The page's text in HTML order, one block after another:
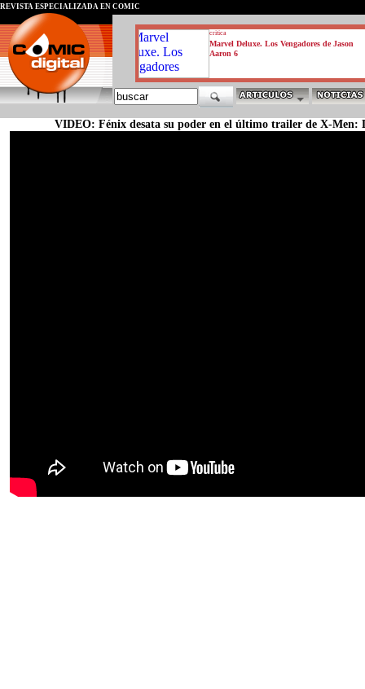
critica
Marvel Deluxe. Los Vengadores de Jason
Aaron 6
REVISTA ESPECIALIZADA EN CÓMIC
VIDEO: Fénix desata su poder en el último trailer de X-Men: